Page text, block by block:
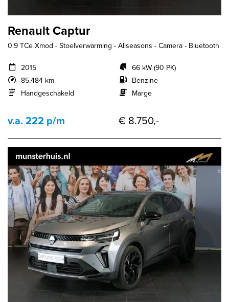
Renault Captur
0.9 TCe Xmod - Stoelverwarming - Allseasons - Camera - Bluetooth
2015
85.484 km
Handgeschakeld
66 kW (90 PK)
Benzine
Marge
v.a. 222 p/m € 8.750,-